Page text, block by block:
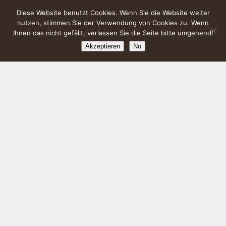
Diese Website benutzt Cookies. Wenn Sie die Website weiter
nutzen, stimmen Sie der Verwendung von Cookies zu. Wenn
Ihnen das nicht gefällt, verlassen Sie die Seite bitte umgehend!
Akzeptieren No